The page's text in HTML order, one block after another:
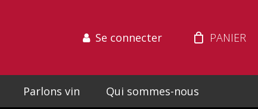
Se connecter
Parlons vin
Qui sommes-nous